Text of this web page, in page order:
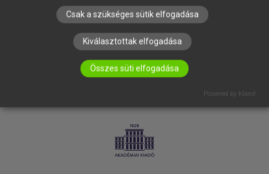
IRATKOZZ FEL HÍRLEVELÜNKRE!
Csak a szükséges sütik elfogadása
Kiválasztottak elfogadása
Összes süti elfogadása
Powered by Klaro!